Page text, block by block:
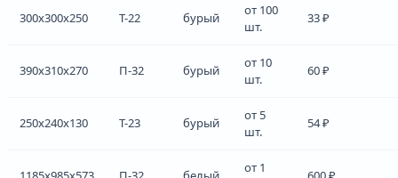
300x300x250 Т-22 бурый
от 100
шт.
33 ₽
390x310x270 П-32 бурый
от 10
шт.
60 ₽
250x240x130 Т-23 бурый
от 5
шт.
54 ₽
от 1